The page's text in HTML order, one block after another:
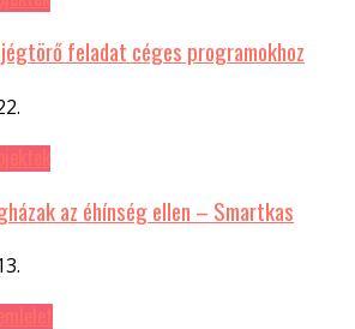
feladat céges programokhoz
az éhínség ellen – Smartkas